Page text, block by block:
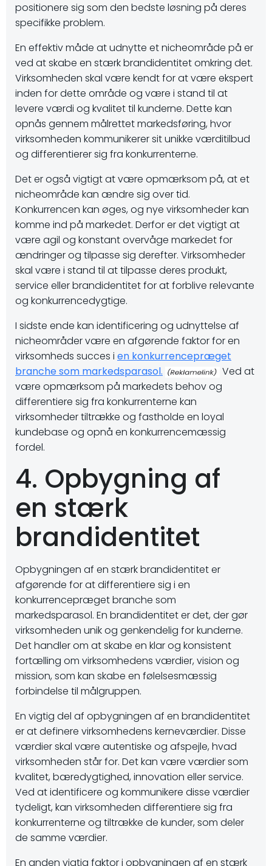
positionere sig som den bedste løsning på deres
specifikke problem.
En effektiv måde at udnytte et nicheområde på er
ved at skabe en stærk brandidentitet omkring det.
Virksomheden skal være kendt for at være ekspert
inden for dette område og være i stand til at
levere værdi og kvalitet til kunderne. Dette kan
opnås gennem målrettet markedsføring, hvor
virksomheden kommunikerer sit unikke værditilbud
og differentierer sig fra konkurrenterne.
Det er også vigtigt at være opmærksom på, at et
nicheområde kan ændre sig over tid.
Konkurrencen kan øges, og nye virksomheder kan
komme ind på markedet. Derfor er det vigtigt at
være agil og konstant overvåge markedet for
ændringer og tilpasse sig derefter. Virksomheder
skal være i stand til at tilpasse deres produkt,
service eller brandidentitet for at forblive relevante
og konkurrencedygtige.
I sidste ende kan identificering og udnyttelse af
nicheområder være en afgørende faktor for en
virksomheds succes i en konkurrencepræget
branche som markedsparasol.
Ved at
være opmærksom på markedets behov og
differentiere sig fra konkurrenterne kan
virksomheder tiltrække og fastholde en loyal
kundebase og opnå en konkurrencemæssig
fordel.
4. Opbygning af
en stærk
brandidentitet
Opbygningen af en stærk brandidentitet er
afgørende for at differentiere sig i en
konkurrencepræget branche som
markedsparasol. En brandidentitet er det, der gør
virksomheden unik og genkendelig for kunderne.
Det handler om at skabe en klar og konsistent
fortælling om virksomhedens værdier, vision og
mission, som kan skabe en følelsesmæssig
forbindelse til målgruppen.
En vigtig del af opbygningen af en brandidentitet
er at definere virksomhedens kerneværdier. Disse
værdier skal være autentiske og afspejle, hvad
virksomheden står for. Det kan være værdier som
kvalitet, bæredygtighed, innovation eller service.
Ved at identificere og kommunikere disse værdier
tydeligt, kan virksomheden differentiere sig fra
konkurrenterne og tiltrække de kunder, som deler
de samme værdier.
En anden vigtig faktor i opbygningen af en stærk